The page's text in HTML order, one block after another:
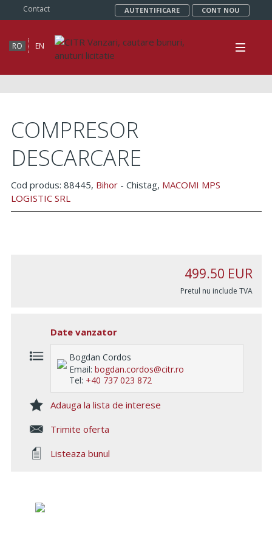
Contact AUTENTIFICARE CONT NOU
RO EN
COMPRESOR
DESCARCARE
Cod produs: 88445, Bihor- Chistag, MACOMI MPS
LOGISTIC SRL
499.50 EUR
Pretul nu include TVA
Date vanzator
Bogdan Cordos
Email: bogdan.cordos@citr.ro
Tel: +40 737 023 872
Adauga la lista de interese
Trimite oferta
Listeaza bunul